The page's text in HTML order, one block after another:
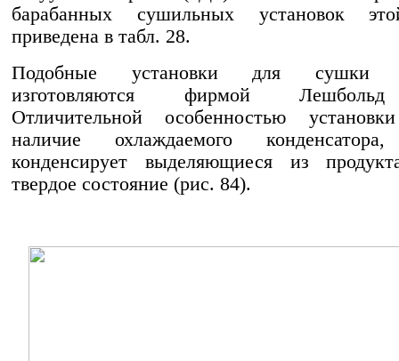
барабанных сушильных установок
приведена в табл. 28.
Подобные установки для сушки
изготовляются фирмой
Отличительной особенностью
наличие охлаждаемого
конденсирует выделяющиеся из
твердое состояние (рис. 84).